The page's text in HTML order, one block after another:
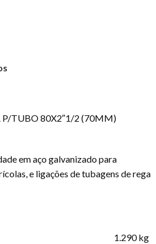
TUBO 80X2″1/2 (70MM)
em aço galvanizado para
e ligações de tubagens de rega
1.290 kg